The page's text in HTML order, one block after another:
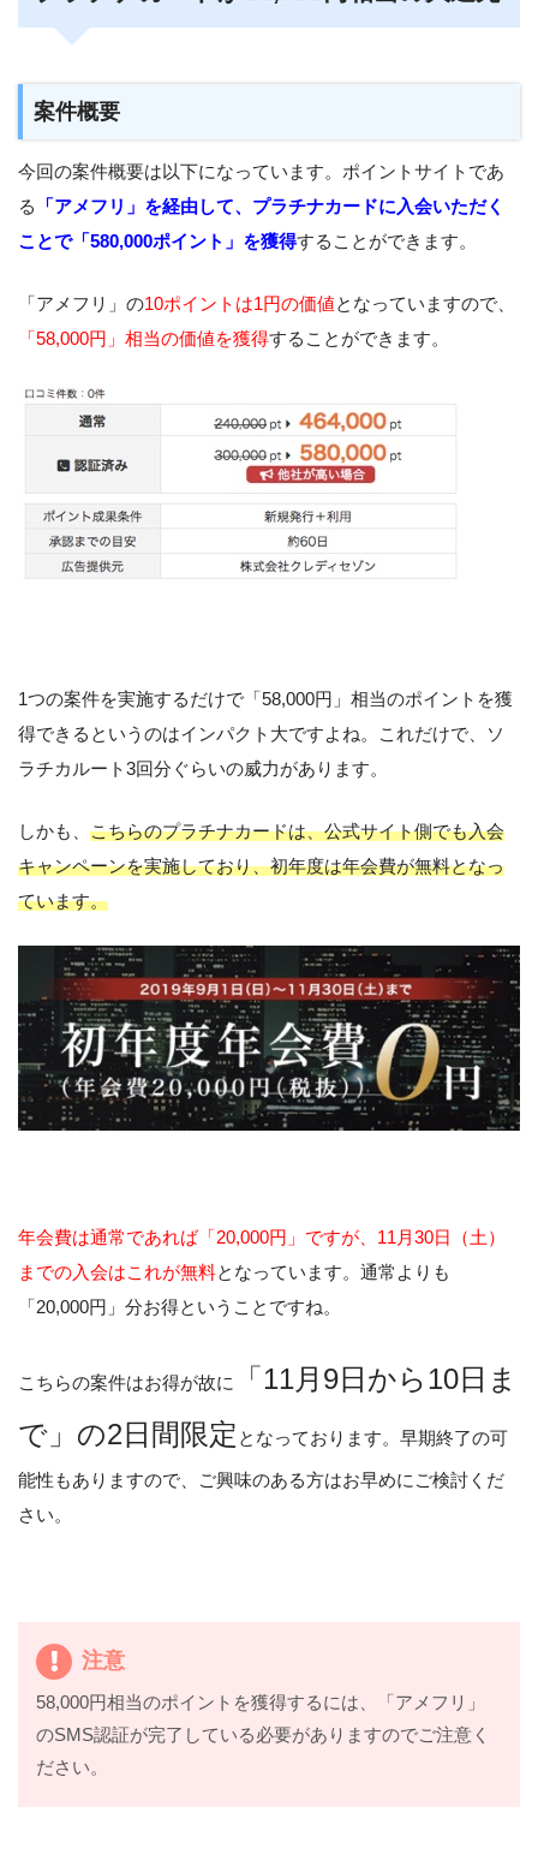
案件概要
今回の案件概要は以下になっています。ポイントサイトであ
る
「アメフリ」を経由して、プラチナカードに入会いただく
ことで「580,000ポイント」を獲得することができます。
「アメフリ」の10ポイントは1円の価値となっていますので、
「58,000円」相当の価値を獲得することができます。
1つの案件を実施するだけで「58,000円」相当のポイントを獲
得できるというのはインパクト大ですよね。これだけで、ソ
ラチカルート3回分ぐらいの威力があります。
しかも、 こちらのプラチナカードは、公式サイト側でも入会
キャンペーンを実施しており、初年度は年会費が無料となっ
ています。
年会費は通常であれば「20,000円」ですが、11月30日（土）
までの入会はこれが無料となっています。通常よりも
「20,000円」分お得ということですね。
こちらの案件はお得が故に
「11月9日から10日ま
で」の2日間限定 となっております。早期終了の可
能性もありますので、ご興味のある方はお早めにご検討くだ
さい。
注意
58,000円相当のポイントを獲得するには、「アメフリ」
のSMS認証が完了している必要がありますのでご注意く
ださい。